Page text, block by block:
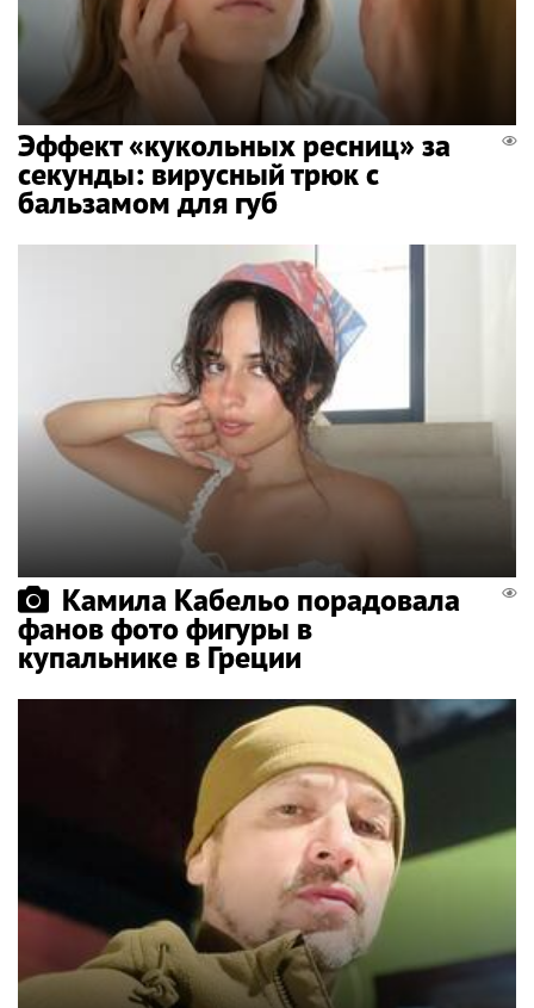
Эффект «кукольных ресниц» за
секунды: вирусный трюк с
бальзамом для губ
Камила Кабельо порадовала
фанов фото фигуры в
купальнике в Греции